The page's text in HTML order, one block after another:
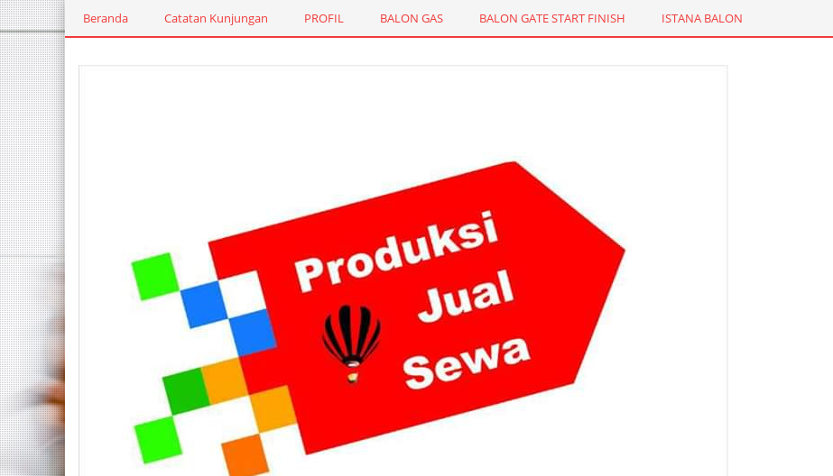
Beranda Catatan Kunjungan PROFIL BALON GAS BALON GATE START FINISH ISTANA BALON